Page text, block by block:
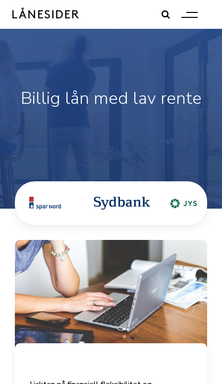
content
Billig lån med lav rente